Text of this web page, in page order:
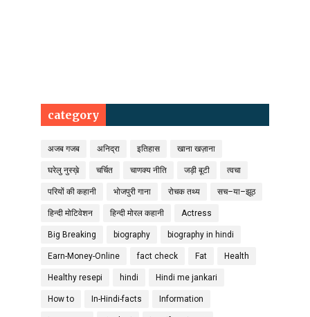
category
अजब गजब अनिद्रा इतिहास खाना खज़ाना
घरेलु नुस्ख़े चर्चित चाणक्य नीति जड़ी बूटी त्वचा
परियों की कहानी भोजपुरी गाना रोचक तथ्य सच–या–झूठ
हिन्दी मोटिवेशन हिन्दी मोरल कहानी Actress
Big Breaking biography biography in hindi
Earn-Money-Online fact check Fat Health
Healthy resepi hindi Hindi me jankari
How to In-Hindi-facts Information